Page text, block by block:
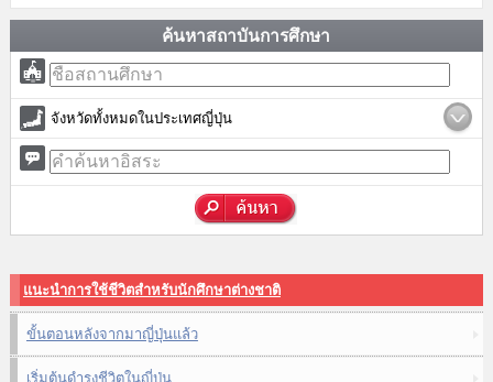
ค้นหาสถาบันการศึกษา
จังหวัดทั้งหมดในประเทศญี่ปุ่น
แนะนำการใช้ชีวิตสำหรับนักศึกษาต่างชาติ
ขั้นตอนหลังจากมาญี่ปุ่นแล้ว
เริ่มต้นดำรงชีวิตในญี่ปุ่น